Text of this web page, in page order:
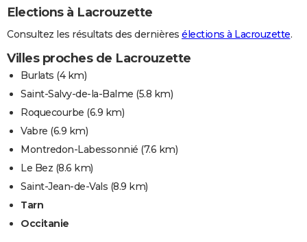
Elections à Lacrouzette
Consultez les résultats des dernières élections à Lacrouzette.
Villes proches de Lacrouzette
Burlats (4 km)
Saint-Salvy-de-la-Balme (5.8 km)
Roquecourbe (6.9 km)
Vabre (6.9 km)
Montredon-Labessonnié (7.6 km)
Le Bez (8.6 km)
Saint-Jean-de-Vals (8.9 km)
Tarn
Occitanie